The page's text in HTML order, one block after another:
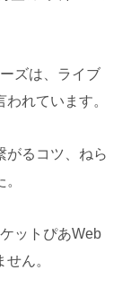
ズは、ライブ
れています。
がるコツ、ねら
ットぴあWeb
ん。